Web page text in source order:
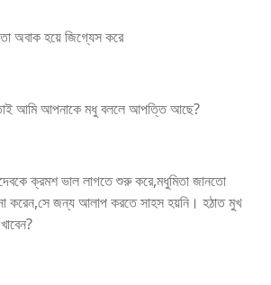
অবাক হয়ে জিগ্যেস করে
আমি আপনাকে মধু বললে আপত্তি আছে?
ক্রমশ ভাল লাগতে শুরু করে,মধুমিতা জানতো
করেন,সে জন্য আলাপ করতে সাহস হয়নি। হঠাত মুখ